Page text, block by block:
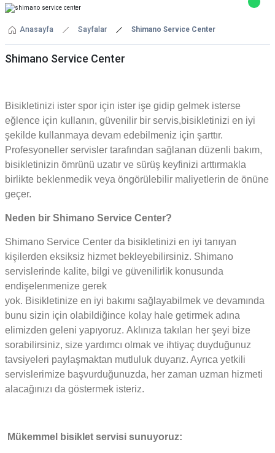
Anasayfa Sayfalar Shimano Service Center
Shimano Service Center
Bisikletinizi ister spor için ister işe gidip gelmek isterse
eğlence için kullanın, güvenilir bir servis,bisikletinizi en iyi
şekilde kullanmaya devam edebilmeniz için şarttır.
Profesyoneller servisler tarafından sağlanan düzenli bakım,
bisikletinizin ömrünü uzatır ve sürüş keyfinizi arttırmakla
birlikte beklenmedik veya öngörülebilir maliyetlerin de önüne
geçer.
Neden bir Shimano Service Center?
Shimano Service Center da bisikletinizi en iyi tanıyan
kişilerden eksiksiz hizmet bekleyebilirsiniz. Shimano
servislerinde kalite, bilgi ve güvenilirlik konusunda
endişelenmenize gerek
yok. Bisikletinize en iyi bakımı sağlayabilmek ve devamında
bunu sizin için olabildiğince kolay hale getirmek adına
elimizden geleni yapıyoruz. Aklınıza takılan her şeyi bize
sorabilirsiniz, size yardımcı olmak ve ihtiyaç duyduğunuz
tavsiyeleri paylaşmaktan mutluluk duyarız. Ayrıca yetkili
servislerimize başvurduğunuzda, her zaman uzman hizmeti
alacağınızı da göstermek isteriz.
Mükemmel bisiklet servisi sunuyoruz: